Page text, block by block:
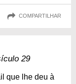
COMPARTILHAR
29
que lhe deu à